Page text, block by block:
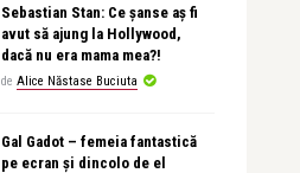
Sebastian Stan: Ce șanse aș fi
avut să ajung la Hollywood,
dacă nu era mama mea?!
de Alice Năstase Buciuta
Gal Gadot – femeia fantastică
pe ecran și dincolo de el